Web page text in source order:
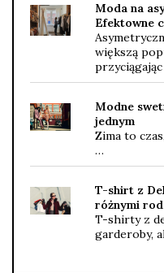
Moda na
Efektowne
większą
Modne
jednym
Zima to
…
T-shirt z
różnymi
T-shirty z
garderoby,